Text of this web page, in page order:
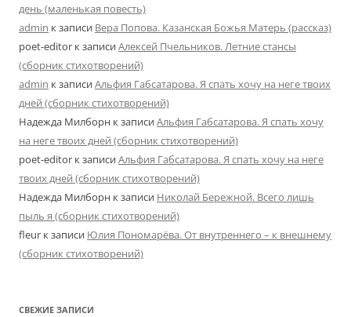
день (маленькая повесть)
admin к записи Вера Попова. Казанская Божья Матерь (рассказ)
poet-editor к записиАлексей Пчельников. Летние стансы
(сборник стихотворений)
admin к записиАльфия Габсатарова. Я спать хочу на неге твоих
дней (сборник стихотворений)
Надежда Милборн к записиАльфия Габсатарова. Я спать хочу
на неге твоих дней (сборник стихотворений)
poet-editor к записиАльфия Габсатарова. Я спать хочу на неге
твоих дней (сборник стихотворений)
Надежда Милборн к записи Николай Бережной. Всего лишь
пыль я (сборник стихотворений)
fleur к записи Юлия Пономарёва. От внутреннего – к внешнему
(сборник стихотворений)
СВЕЖИЕ ЗАПИСИ